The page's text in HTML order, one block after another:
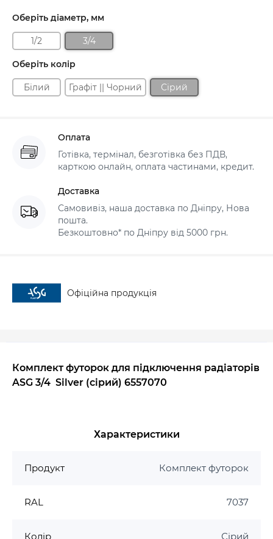
Оберіть діаметр, мм
1/2 3/4
Оберіть колір
Білий Графіт || Чорний Сірий
Оплата
Готівка, термінал, безготівка без ПДВ,
карткою онлайн, оплата частинами, кредит.
Доставка
Самовивіз, наша доставка по Дніпру, Нова
пошта.
Безкоштовно* по Дніпру від 5000 грн.
Офіційна продукція
Комплект футорок для підключення радіаторів
ASG 3/4 Silver (сірий) 6557070
Характеристики
Продукт Комплект футорок
RAL 7037
Колір Сірий